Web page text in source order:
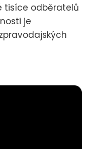
tisíce odběratelů
je